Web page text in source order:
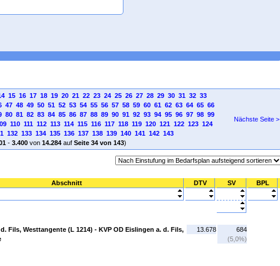
15 16 17 18 19 20 21 22 23 24 25 26 27 28 29 30 31 32 33
47 48 49 50 51 52 53 54 55 56 57 58 59 60 61 62 63 64 65 66
80 81 82 83 84 85 86 87 88 89 90 91 92 93 94 95 96 97 98 99
110 111 112 113 114 115 116 117 118 119 120 121 122 123 124
132 133 134 135 136 137 138 139 140 141 142 143
- 3.400von 14.284auf Seite 34 von 143)
Nächste Seite >
Abschnitt DTV SV BPL
Fils, Westtangente (L 1214) - KVP OD Eislingen a. d. Fils,
13.678
684
(5,0%)